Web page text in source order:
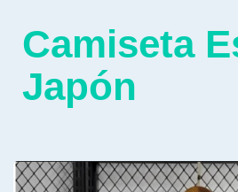
Camiseta
Japón